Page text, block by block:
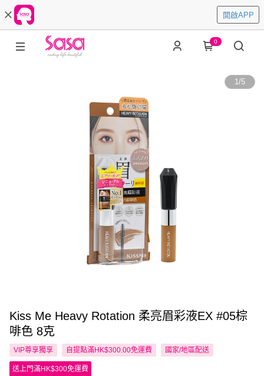
開啟APP
0
1/5
Kiss Me Heavy Rotation 柔亮眉彩液EX #05棕
啡色 8克
VIP尊享獨享 自提點滿HK$300.00免運費 國家/地區配送
送上門滿HK$300免運費